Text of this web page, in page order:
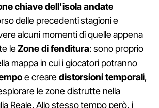
chiave dell'isola andate
delle precedenti stagioni e
alcuni momenti di quelle appena
leZone di fenditura: sono proprio
mappa in cui i giocatori potranno
e crearedistorsioni temporali,
le zone distrutte nella
Reale. Allo stesso tempo però, i